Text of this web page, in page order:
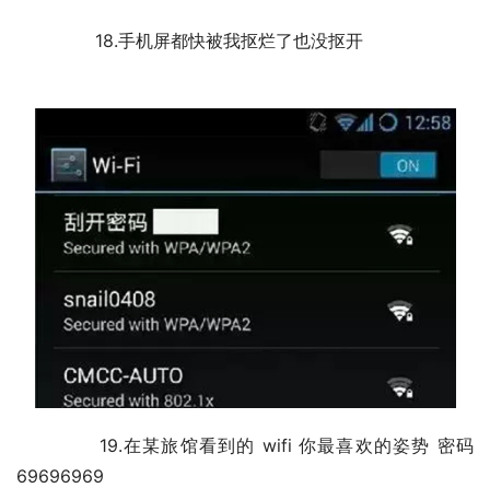
	　　18.手机屏都快被我抠烂了也没抠开
69696969